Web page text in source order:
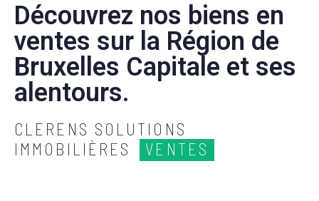
Découvrez nos biens en
ventes sur la Région de
Bruxelles Capitale et ses
alentours.
CLERENS SOLUTIONS
IMMOBILIÈRES
VENTES